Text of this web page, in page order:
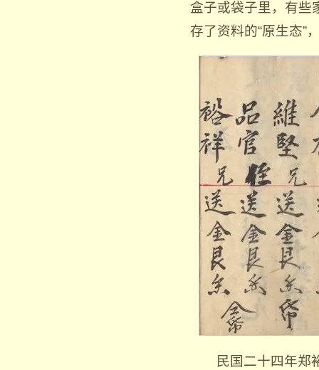
盒子或袋子里，有些
存了资料的“原生态”
民国二十四年郑